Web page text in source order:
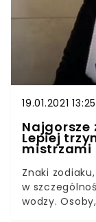
19.01.2021 13:25
Najgorsze
Lepiej
mistrzami
Znaki
w
wodzy.